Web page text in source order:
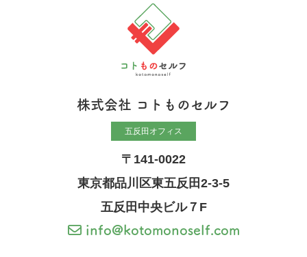
株式会社 コトものセルフ
五反田オフィス
〒141-0022
東京都品川区東五反田2-3-5
五反田中央ビル７F
info@kotomonoself.com